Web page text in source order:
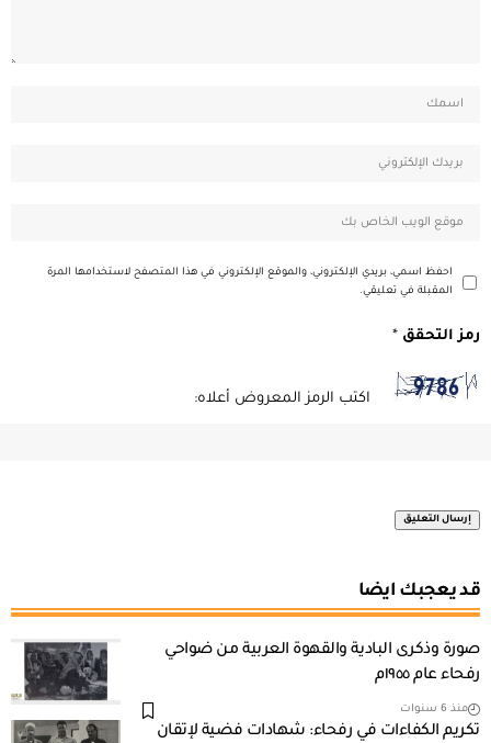
احفظ اسمي، بريدي الإلكتروني، والموقع الإلكتروني في هذا المتصفح لاستخدامها المرة
المقبلة في تعليقي.
رمز التحقق *
اكتب الرمز المعروض أعلاه:
قد يعجبك ايضا
صورة وذكرى البادية والقهوة العربية من ضواحي
رفحاء عام ١٩٥٥م
منذ 6 سنوات
تكريم الكفاءات في رفحاء: شهادات فضية لإتقان